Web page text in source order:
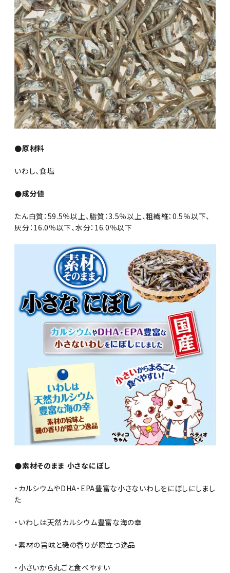
●原材料
いわし、食塩
●成分値
たん白質：59.5％以上、脂質：3.5％以上、粗繊維：0.5％以下、
灰分：16.0％以下、水分：16.0％以下
●素材そのまま 小さなにぼし
・カルシウムやDHA・EPA豊富な小さないわしをにぼしにしまし
た
・いわしは天然カルシウム豊富な海の幸
・素材の旨味と磯の香りが際立つ逸品
・小さいから丸ごと食べやすい